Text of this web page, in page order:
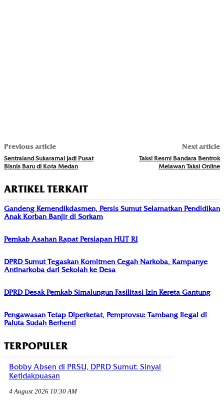
Previous article
Sentraland Sukaramai Jadi Pusat
Bisnis Baru di Kota Medan
Next article
Taksi Resmi Bandara Bentrok
Melawan Taksi Online
ARTIKEL TERKAIT
Gandeng Kemendikdasmen, Persis Sumut Selamatkan Pendidikan
Anak Korban Banjir di Sorkam
Pemkab Asahan Rapat Persiapan HUT RI
DPRD Sumut Tegaskan Komitmen Cegah Narkoba, Kampanye
Antinarkoba dari Sekolah ke Desa
DPRD Desak Pemkab Simalungun Fasilitasi Izin Kereta Gantung
Pengawasan Tetap Diperketat, Pemprovsu: Tambang Ilegal di
Paluta Sudah Berhenti
TERPOPULER
Bobby Absen di PRSU, DPRD Sumut: Sinyal
Ketidakpuasan
4 August 2026 10:30 AM